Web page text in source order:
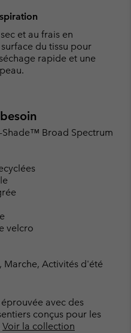
et au frais en
du tissu pour
rapide et une
Broad Spectrum
velcro
Marche, Activités d'été
avec des
conçus pour les
Voir la collection